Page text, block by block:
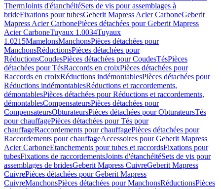
ThermJoints d'étanchéitéSets de vis pour assemblages à
brideFixations pour tubesGeberit Mapress Acier CarboneGeberit
Mapress Acier CarbonePièces détachées pour Geberit Mapress
Acier CarboneTuyaux 1.0034Tuyaux
1.0215MamelonsManchonsPièces détachées pour
ManchonsRéductionsPièces détachées pour
RéductionsCoudesPièces détachées pour CoudesTésPièces
détachées pour TésRaccords en croixPièces détachées pour
Raccords en croixRéductions indémontablesPièces détachées pour
Réductions indémontablesRéductions et raccordements,
démontablesPièces détachées pour Réductions et raccordements,
démontablesCompensateursPièces détachées pour
CompensateursObturateursPièces détachées pour ObturateursTés
pour chauffagePièces détachées pour Tés pour
chauffageRaccordements pour chauffagePièces détachées pour
Raccordements pour chauffageAccessoires pour Geberit Mapress
Acier CarboneEtanchements pour tubes et raccordsFixations pour
tubesFixations de raccordementsJoints d'étanchéitéSets de vis pour
assemblages de bridesGeberit Mapress CuivreGeberit Mapress
CuivrePièces détachées pour Geberit Mapress
CuivreManchonsPièces détachées pour ManchonsRéductionsPièces